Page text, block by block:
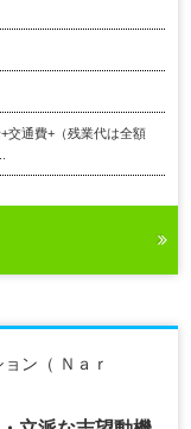
交通費+（残業代は全額
ン（ Ｎａｒ